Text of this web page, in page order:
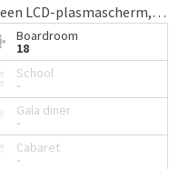
LCD-plasmascherm,
Sluit eenvoudigweg jouw
productieve en
in de vernieuwde
met serene elegantie.
Boardroom
18
School
-
Gala diner
-
Cabaret
-